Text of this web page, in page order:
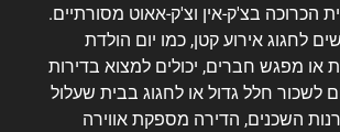
הכרוכה בצ'ק-אין וצ'ק-אאוט מסורתיים.
לחגוג אירוע קטן, כמו יום הולדת
או מפגש חברים, יכולים למצוא בדירות
לשכור חלל גדול או לחגוג בבית שעלול
השכנים, הדירה מספקת אווירה